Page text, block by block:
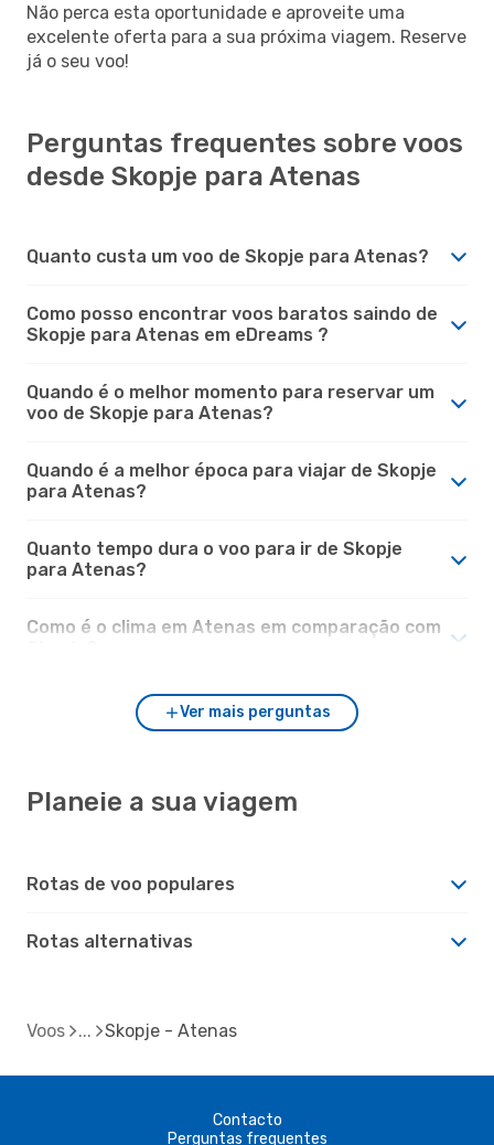
Não perca esta oportunidade e aproveite uma
excelente oferta para a sua próxima viagem. Reserve
já o seu voo!
Perguntas frequentes sobre voos
desde Skopje para Atenas
Quanto custa um voo de Skopje para Atenas?
Como posso encontrar voos baratos saindo de
Skopje para Atenas em eDreams ?
Quando é o melhor momento para reservar um
voo de Skopje para Atenas?
Quando é a melhor época para viajar de Skopje
para Atenas?
Quanto tempo dura o voo para ir de Skopje
para Atenas?
Como é o clima em Atenas em comparação com
Ver mais perguntas
Planeie a sua viagem
Rotas de voo populares
Rotas alternativas
Voos Skopje - Atenas
Contacto
Perguntas frequentes